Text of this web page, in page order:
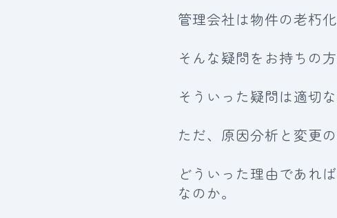
管理会社は物件の老朽
そんな疑問をお持ちの
そういった疑問は適切
ただ、原因分析と変更
どういった理由であれ
なのか。